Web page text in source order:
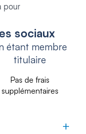
pour
sociaux
étant membre
titulaire
Pas de frais
supplémentaires
+